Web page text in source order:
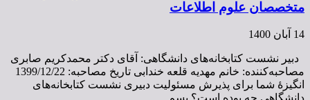
متخصصان علوم اطلاعات
14 آبان 1400
دبیر نشست کتابخانه‌های دانشگاهی: آقای دکتر محمدکریم صابری
مصاحبه‌کننده: خانم مهدیه قلعه خندابی تاریخ مصاحبه: 1399/12/22
انگیزۀ شما برای پذیرش مسئولیت دبیری نشست کتابخانه‌های